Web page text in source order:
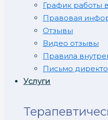
График работы
Правовая
Отзывы
Видео отзывы
Правила
Письмо
Услуги